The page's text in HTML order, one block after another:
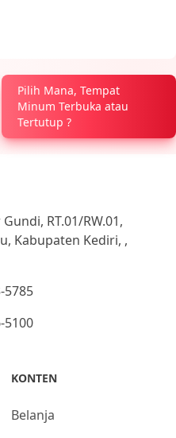
Pilih Mana, Tempat
Minum Terbuka atau
Tertutup ?
RT.01/RW.01,
Kabupaten Kediri, ,
5785
5100
KONTEN
Belanja